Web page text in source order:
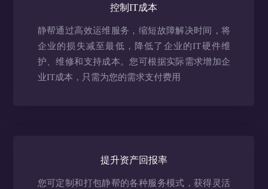
控制IT成本
静帮通过高效运维服务，缩短故障解决时间，将
企业的损失减至最低，降低了企业的IT硬件维
护、维修和支持成本。您可根据实际需求增加企
业IT成本，只需为您的需求支付费用
提升资产回报率
您可定制和打包静帮的各种服务模式，获得灵活